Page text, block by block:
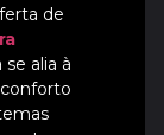
de
alia à